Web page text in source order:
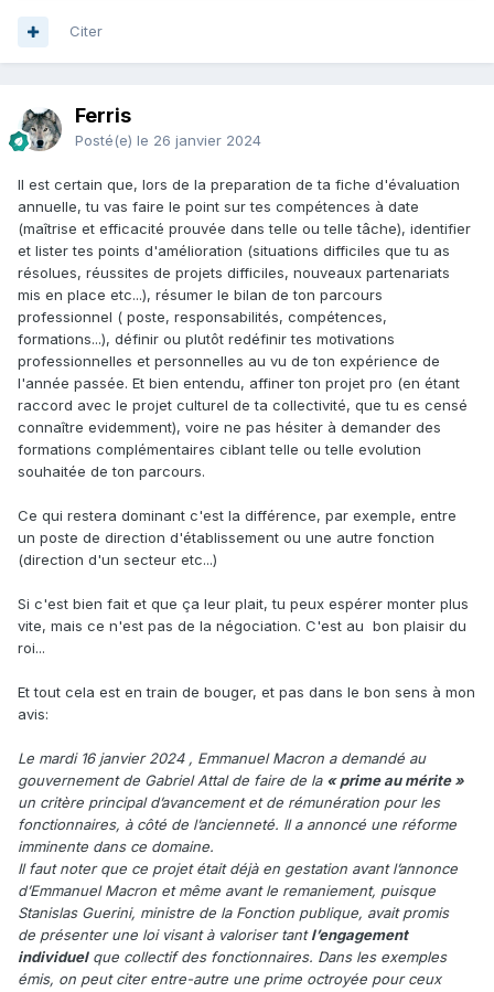
Citer
Ferris
Posté(e) le 26 janvier 2024
Il est certain que, lors de la preparation de ta fiche d'évaluation
annuelle, tu vas faire le point sur tes compétences à date
(maîtrise et efficacité prouvée dans telle ou telle tâche), identifier
et lister tes points d'amélioration (situations difficiles que tu as
résolues, réussites de projets difficiles, nouveaux partenariats
mis en place etc...), résumer le bilan de ton parcours
professionnel ( poste, responsabilités, compétences,
formations...), définir ou plutôt redéfinir tes motivations
professionnelles et personnelles au vu de ton expérience de
l'année passée. Et bien entendu, affiner ton projet pro (en étant
raccord avec le projet culturel de ta collectivité, que tu es censé
connaître evidemment), voire ne pas hésiter à demander des
formations complémentaires ciblant telle ou telle evolution
souhaitée de ton parcours.
Ce qui restera dominant c'est la différence, par exemple, entre
un poste de direction d'établissement ou une autre fonction
(direction d'un secteur etc...)
Si c'est bien fait et que ça leur plait, tu peux espérer monter plus
vite, mais ce n'est pas de la négociation. C'est au bon plaisir du
roi...
Et tout cela est en train de bouger, et pas dans le bon sens à mon
avis:
Le mardi 16 janvier 2024 , Emmanuel Macron a demandé au
gouvernement de Gabriel Attal de faire de la « prime au mérite »
un critère principal d’avancement et de rémunération pour les
fonctionnaires, à côté de l’ancienneté. Il a annoncé une réforme
imminente dans ce domaine.
Il faut noter que ce projet était déjà en gestation avant l’annonce
d’Emmanuel Macron et même avant le remaniement, puisque
Stanislas Guerini, ministre de la Fonction publique, avait promis
de présenter une loi visant à valoriser tantl’engagement
individuelque collectif des fonctionnaires. Dans les exemples
émis, on peut citer entre-autre une prime octroyée pour ceux